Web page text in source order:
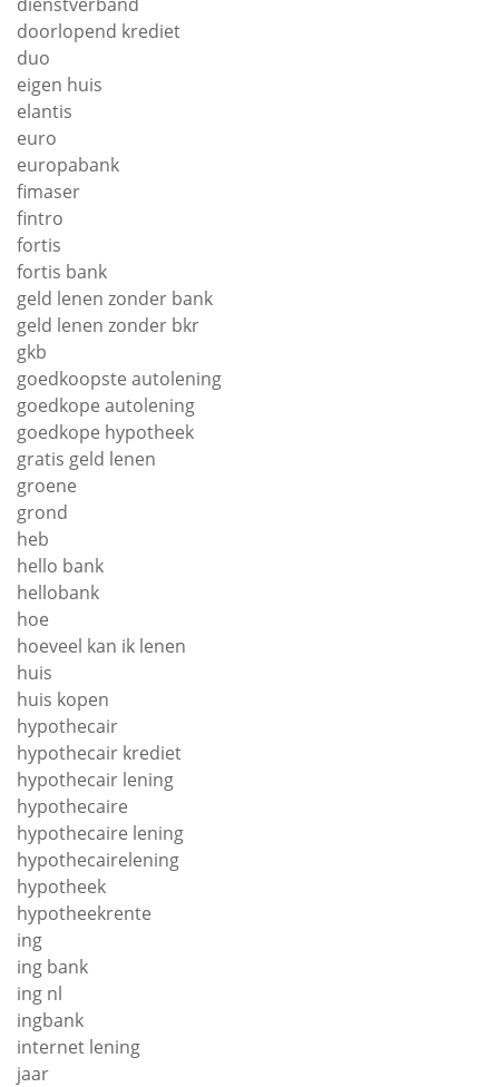
doorlopend krediet
duo
eigen huis
elantis
euro
europabank
fimaser
fintro
fortis
fortis bank
geld lenen zonder bank
geld lenen zonder bkr
gkb
goedkoopste autolening
goedkope autolening
goedkope hypotheek
gratis geld lenen
groene
grond
heb
hello bank
hellobank
hoe
hoeveel kan ik lenen
huis
huis kopen
hypothecair
hypothecair krediet
hypothecair lening
hypothecaire
hypothecaire lening
hypothecairelening
hypotheek
hypotheekrente
ing
ing bank
ing nl
ingbank
internet lening
jaar